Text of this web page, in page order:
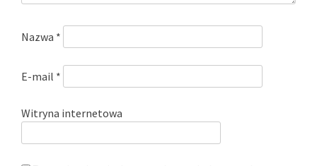
Nazwa *
E-mail *
Witryna internetowa